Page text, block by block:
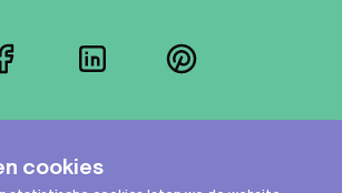
FacebookLinkedInPinterest
Instagram